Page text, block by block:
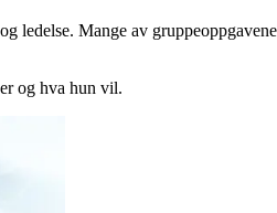
ledelse. Mange av
og hva hun vil.